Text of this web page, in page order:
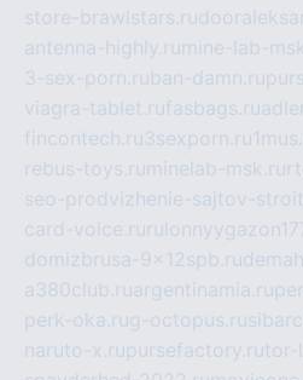
store-brawlstars.ru
antenna-highly.ru mine-lab-
3-sex-porn.ruban-damn.ru
viagra-tablet.rufasbags.ru
fincontech.ru3sexporn.ru
rebus-toys.ru minelab-msk.ru
seo-prodvizhenie-sajtov-
card-voice.ru
domizbrusa-9x12spb.ru
a380club.ruargentinamia.ru
perk-oka.rug-octopus.ru
naruto-x.rupursefactory.rutor-